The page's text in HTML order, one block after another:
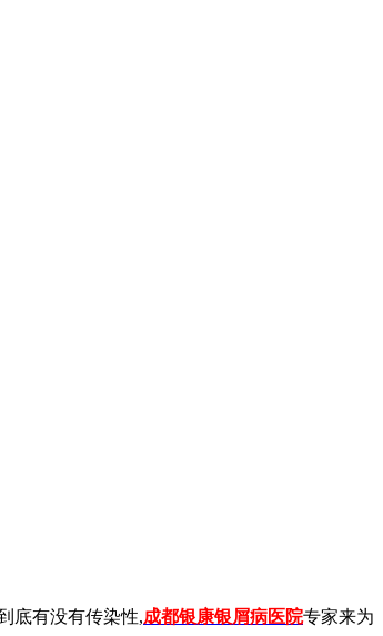
底有没有传染性,成都银康银屑病医院专家来为